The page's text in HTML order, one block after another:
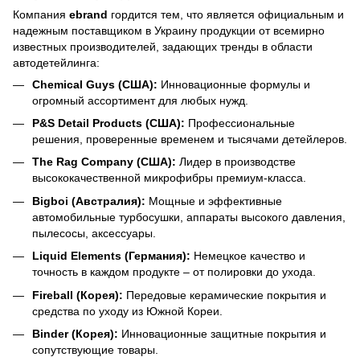
Компания ebrand гордится тем, что является официальным и
надежным поставщиком в Украину продукции от всемирно
известных производителей, задающих тренды в области
автодетейлинга:
Chemical Guys (США): Инновационные формулы и
огромный ассортимент для любых нужд.
P&S Detail Products (США): Профессиональные
решения, проверенные временем и тысячами детейлеров.
The Rag Company (США): Лидер в производстве
высококачественной микрофибры премиум-класса.
Bigboi (Австралия): Мощные и эффективные
автомобильные турбосушки, аппараты высокого давления,
пылесосы, аксессуары.
Liquid Elements (Германия): Немецкое качество и
точность в каждом продукте – от полировки до ухода.
Fireball (Корея): Передовые керамические покрытия и
средства по уходу из Южной Кореи.
Binder (Корея): Инновационные защитные покрытия и
сопутствующие товары.